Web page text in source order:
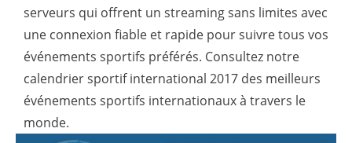
serveurs qui offrent un streaming sans limites avec
une connexion fiable et rapide pour suivre tous vos
événements sportifs préférés. Consultez notre
calendrier sportif international 2017 des meilleurs
événements sportifs internationaux à travers le
monde.